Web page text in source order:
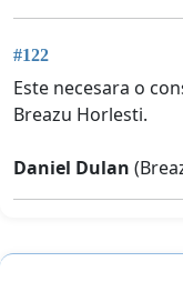
#122
Este necesara o
Breazu Horlesti.
Daniel Dulan